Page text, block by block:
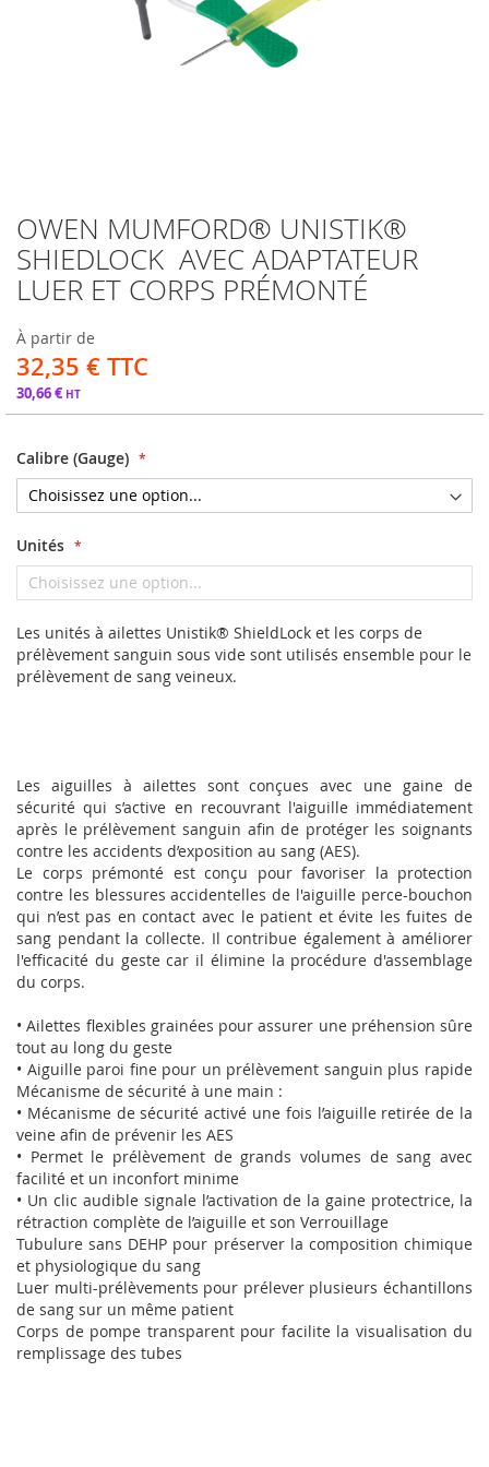
OWEN MUMFORD® UNISTIK®
SHIEDLOCK AVEC ADAPTATEUR
LUER ET CORPS PRÉMONTÉ
À partir de
32,35 €
30,66 €
Calibre (Gauge)
Unités
Les unités à ailettes Unistik® ShieldLock et les corps de
prélèvement sanguin sous vide sont utilisés ensemble pour le
prélèvement de sang veineux.
Passer
au
début
Galerie
d’images
Les aiguilles à ailettes sont conçues avec une gaine de
sécurité qui s’active en recouvrant l'aiguille immédiatement
après le prélèvement sanguin afin de protéger les soignants
contre les accidents d’exposition au sang (AES).
Le corps prémonté est conçu pour favoriser la protection
contre les blessures accidentelles de l'aiguille perce-bouchon
qui n’est pas en contact avec le patient et évite les fuites de
sang pendant la collecte. Il contribue également à améliorer
l'efficacité du geste car il élimine la procédure d'assemblage
du corps.
• Ailettes flexibles grainées pour assurer une préhension sûre
tout au long du geste
• Aiguille paroi fine pour un prélèvement sanguin plus rapide
Mécanisme de sécurité à une main :
• Mécanisme de sécurité activé une fois l’aiguille retirée de la
veine afin de prévenir les AES
• Permet le prélèvement de grands volumes de sang avec
facilité et un inconfort minime
• Un clic audible signale l’activation de la gaine protectrice, la
rétraction complète de l’aiguille et son Verrouillage
Tubulure sans DEHP pour préserver la composition chimique
et physiologique du sang
Luer multi-prélèvements pour prélever plusieurs échantillons
de sang sur un même patient
Corps de pompe transparent pour facilite la visualisation du
remplissage des tubes